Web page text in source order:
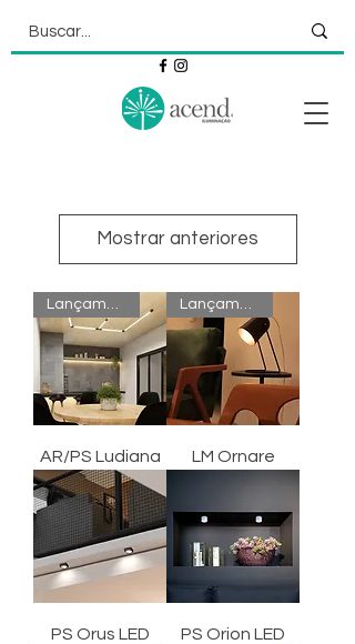
Mostrar anteriores
Lançamento
AR/PS Ludiana
Lançamento
LM Ornare
PS Orus LED PS Orion LED